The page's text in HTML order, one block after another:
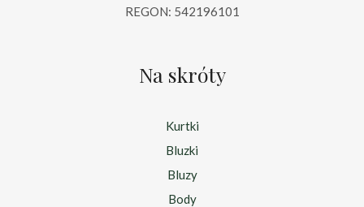
REGON: 542196101
Na skróty
Kurtki
Bluzki
Bluzy
Body